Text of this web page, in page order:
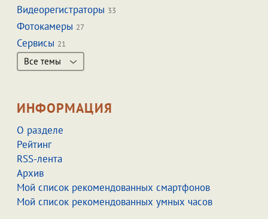
Видеорегистраторы 33
Фотокамеры 27
Сервисы 21
Все темы
ИНФОРМАЦИЯ
О разделе
Рейтинг
RSS-лента
Архив
Мой список рекомендованных смартфонов
Мой список рекомендованных умных часов